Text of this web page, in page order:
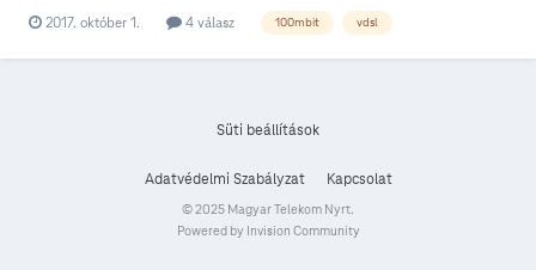
milyennek számítanak a vonali adatok? Én kevésnek látom a noise margint. Nem
lehet ebből a vonalból többet kihozni? Sátoraljaújhelyi vagyok (3980). Próbáljak
meg telefonon hibajelentést tenni? Előre is köszönöm a segítséget, üdv: Miklós
2017. október 1. 4 válasz 100mbit vdsl
Süti beállítások
Adatvédelmi Szabályzat Kapcsolat
© 2025 Magyar Telekom Nyrt.
Powered by Invision Community